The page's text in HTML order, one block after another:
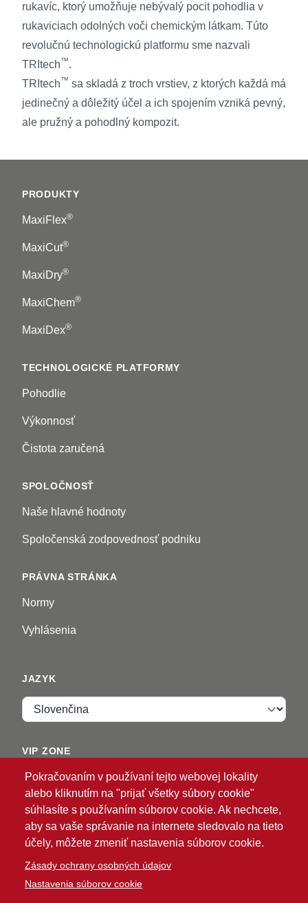
rukavíc, ktorý umožňuje nebývalý pocit pohodlia v
rukaviciach odolných voči chemickým látkam. Túto
revolučnú technologickú platformu sme nazvali
TRItech™.
TRItech™ sa skladá z troch vrstiev, z ktorých každá má
jedinečný a dôležitý účel a ich spojením vzniká pevný,
ale pružný a pohodlný kompozit.
PRODUKTY
MaxiFlex®
MaxiCut®
MaxiDry®
MaxiChem®
MaxiDex®
TECHNOLOGICKÉ PLATFORMY
Pohodlie
Výkonnosť
Čistota zaručená
SPOLOČNOSŤ
Naše hlavné hodnoty
Spoločenská zodpovednosť podniku
PRÁVNA STRÁNKA
Normy
Vyhlásenia
Pokračovaním v používaní tejto webovej lokality
alebo kliknutím na "prijať všetky súbory cookie"
súhlasíte s používaním súborov cookie. Ak nechcete,
aby sa vaše správanie na internete sledovalo na tieto
účely, môžete zmeniť nastavenia súborov cookie.
Zásady ochrany osobných údajov
Nastavenia súborov cookie
JAZYK
Jazyk
VIP ZONE
Prihlásiť sa
© 2026 ATG®Intelligent Glove Solutions. Všetky